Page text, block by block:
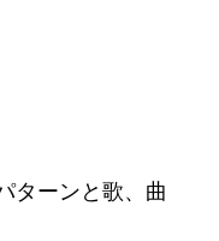
ターンと歌、曲